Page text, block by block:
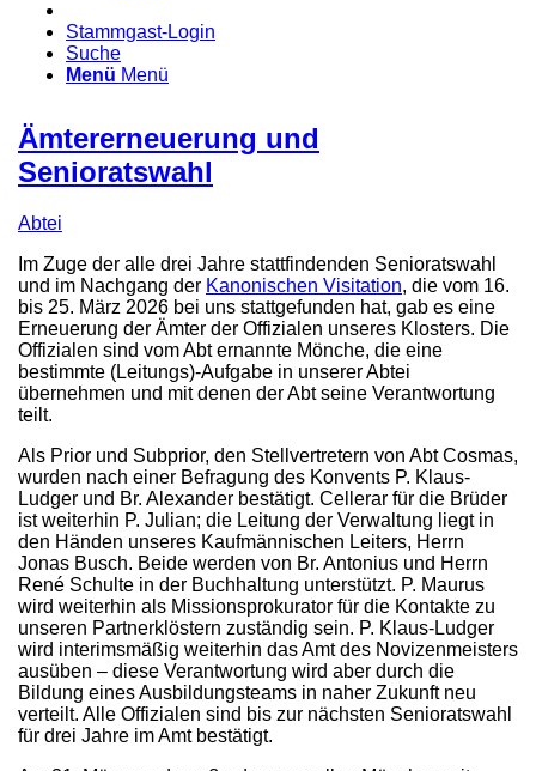
Stammgast-Login
Suche
Menü Menü
Ämtererneuerung und
Senioratswahl
Abtei
Im Zuge der alle drei Jahre stattfindenden Senioratswahl
und im Nachgang der Kanonischen Visitation, die vom 16.
bis 25. März 2026 bei uns stattgefunden hat, gab es eine
Erneuerung der Ämter der Offizialen unseres Klosters. Die
Offizialen sind vom Abt ernannte Mönche, die eine
bestimmte (Leitungs)-Aufgabe in unserer Abtei
übernehmen und mit denen der Abt seine Verantwortung
teilt.
Als Prior und Subprior, den Stellvertretern von Abt Cosmas,
wurden nach einer Befragung des Konvents P. Klaus-
Ludger und Br. Alexander bestätigt. Cellerar für die Brüder
ist weiterhin P. Julian; die Leitung der Verwaltung liegt in
den Händen unseres Kaufmännischen Leiters, Herrn
Jonas Busch. Beide werden von Br. Antonius und Herrn
René Schulte in der Buchhaltung unterstützt. P. Maurus
wird weiterhin als Missionsprokurator für die Kontakte zu
unseren Partnerklöstern zuständig sein. P. Klaus-Ludger
wird interimsmäßig weiterhin das Amt des Novizenmeisters
ausüben – diese Verantwortung wird aber durch die
Bildung eines Ausbildungsteams in naher Zukunft neu
verteilt. Alle Offizialen sind bis zur nächsten Senioratswahl
für drei Jahre im Amt bestätigt.